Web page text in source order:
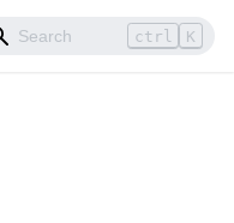
ctrl K